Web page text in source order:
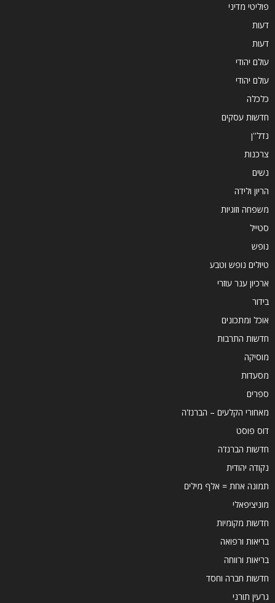
פוליטי מדיני
דעות
דעות
עולם יהודי
עולם יהודי
כלכלה
חדשות עסקים
נדל''ן
צרכנות
נשים
הריון ולידה
משפחה וזוגיות
סטייל
נופש
טיולים נופש וטבע
ארכיון ענר עוזרי
בידור
אוכל ומתכונים
חדשות התרבות
מוסיקה
מסעדות
ספרים
מאחורי הקלעים – הברנז'ה
דוס פוסט
חדשות הברנז'ה
נקודה יהודית
תמונה אחת = אלף מילים
מוניציפאלי
חדשות מקומיות
בריאות ורפואה
בריאות ורווחה
חדשות חברה וחסד
גרעין תורני